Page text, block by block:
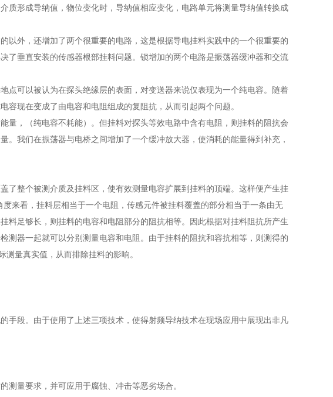
质形成导纳值，物位变化时，导纳值相应变化，电路单元将测量导纳值转换成
以外，还增加了两个很重要的电路，这是根据导电挂料实践中的一个很重要的
了垂直安装的传感器根部挂料问题。锁增加的两个电路是振荡器缓冲器和交流
可以被认为在探头绝缘层的表面，对变送器来说仅表现为一个纯电容。随着
现在变成了由电容和电阻组成的复阻抗，从而引起两个问题。
，（纯电容不耗能）。但挂料对探头等效电路中含有电阻，则挂料的阻抗会
我们在振荡器与电桥之间增加了一个缓冲放大器，使消耗的能量得到补充，
整个被测介质及挂料区，使有效测量电容扩展到挂料的顶端。这样便产生挂
来看，挂料层相当于一个电阻，传感元件被挂料覆盖的部分相当于一条由无
料足够长，则挂料的电容和电阻部分的阻抗相等。因此根据对挂料阻抗所产生
测器一起就可以分别测量电容和电阻。由于挂料的阻抗和容抗相等，则测得的
量真实值，从而排除挂料的影响。
段。由于使用了上述三项技术，使得射频导纳技术在现场应用中展现出非凡
量要求，并可应用于腐蚀、冲击等恶劣场合。